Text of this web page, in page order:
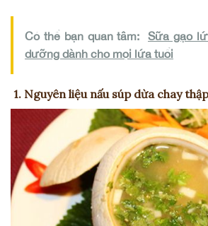
Có thể bạn quan tâm:
Sữa gạo
dưỡng dành cho mọi lứa tuổi
1. Nguyên liệu nấu súp dừa chay